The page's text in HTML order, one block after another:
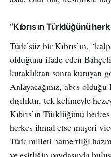
“Kıbrıs’ın Türklüğünü
Türk’süz bir Kıbrıs’ın,
olduğunu ifade eden
kuraklıktan sonra kuruyan
Anlayacağınız, abes olduğu
dışılıktır, tek kelimeyle
Kıbrıs’ın Türklüğünü
herkes ihmal etse maşeri
Türk milleti namertliği
ve eşitliğin paydasında